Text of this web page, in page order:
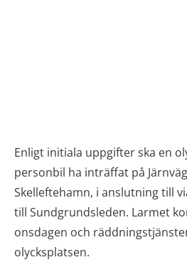
Enligt initiala uppgifter ska en
personbil ha inträffat på
Skelleftehamn, i anslutning till
till Sundgrundsleden. Larmet
onsdagen och
olycksplatsen.